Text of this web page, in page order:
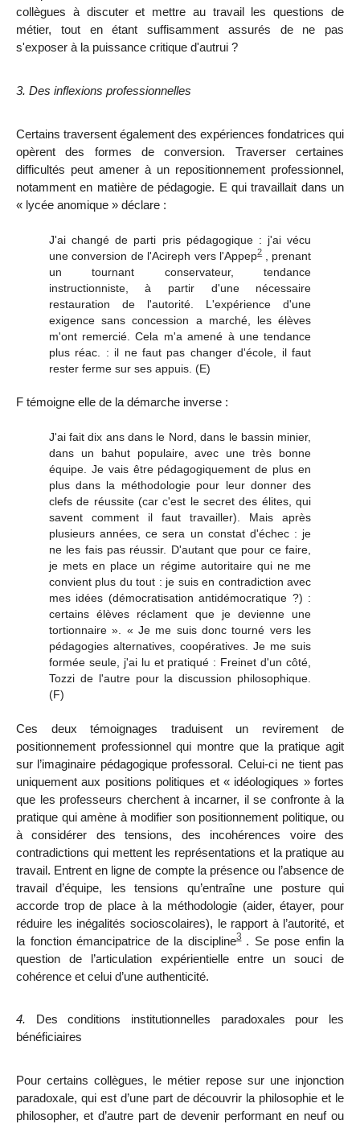
collègues à discuter et mettre au travail les questions de
métier, tout en étant suffisamment assurés de ne pas
s'exposer à la puissance critique d'autrui ?
3. Des inflexions professionnelles
Certains traversent également des expériences fondatrices qui
opèrent des formes de conversion. Traverser certaines
difficultés peut amener à un repositionnement professionnel,
notamment en matière de pédagogie. E qui travaillait dans un
« lycée anomique » déclare :
J'ai changé de parti pris pédagogique : j'ai vécu
une conversion de l'Acireph vers l'Appep2
prenant
un tournant conservateur, tendance
instructionniste, à partir d'une nécessaire
restauration de l'autorité. L'expérience d'une
exigence sans concession a marché, les élèves
m'ont remercié. Cela m'a amené à une tendance
plus réac. : il ne faut pas changer d'école, il faut
rester ferme sur ses appuis. (E)
F témoigne elle de la démarche inverse :
J'ai fait dix ans dans le Nord, dans le bassin minier,
dans un bahut populaire, avec une très bonne
équipe. Je vais être pédagogiquement de plus en
plus dans la méthodologie pour leur donner des
clefs de réussite (car c'est le secret des élites, qui
savent comment il faut travailler). Mais après
plusieurs années, ce sera un constat d'échec : je
ne les fais pas réussir. D'autant que pour ce faire,
je mets en place un régime autoritaire qui ne me
convient plus du tout : je suis en contradiction avec
mes idées (démocratisation antidémocratique ?) :
certains élèves réclament que je devienne une
tortionnaire ». « Je me suis donc tourné vers les
pédagogies alternatives, coopératives. Je me suis
formée seule, j'ai lu et pratiqué : Freinet d'un côté,
Tozzi de l'autre pour la discussion philosophique.
(F)
Ces deux témoignages traduisent un revirement de
positionnement professionnel qui montre que la pratique agit
sur l’imaginaire pédagogique professoral. Celui-ci ne tient pas
uniquement aux positions politiques et « idéologiques » fortes
que les professeurs cherchent à incarner, il se confronte à la
pratique qui amène à modifier son positionnement politique, ou
à considérer des tensions, des incohérences voire des
contradictions qui mettent les représentations et la pratique au
travail. Entrent en ligne de compte la présence ou l’absence de
travail d’équipe, les tensions qu’entraîne une posture qui
accorde trop de place à la méthodologie (aider, étayer, pour
réduire les inégalités socioscolaires), le rapport à l’autorité, et
la fonction émancipatrice de la discipline3 . Se pose enfin la
question de l’articulation expérientielle entre un souci de
cohérence et celui d’une authenticité.
4. Des conditions institutionnelles paradoxales pour les
bénéficiaires
Pour certains collègues, le métier repose sur une injonction
paradoxale, qui est d’une part de découvrir la philosophie et le
philosopher, et d’autre part de devenir performant en neuf ou